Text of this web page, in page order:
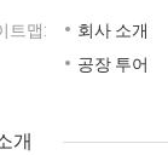
트맵: 회사 소개
공장 투어
개